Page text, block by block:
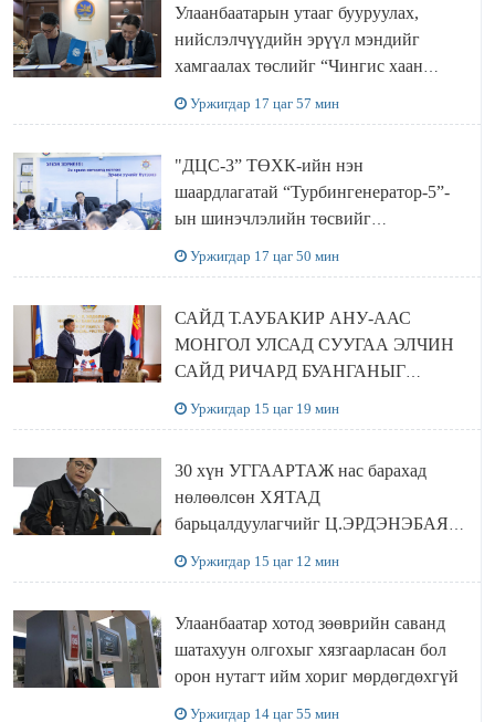
Улаанбаатарын утааг бууруулах,
нийслэлчүүдийн эрүүл мэндийг
хамгаалах төслийг “Чингис хаан
Уржигдар 17 цаг 57 мин
"ДЦС-3” ТӨХК-ийн нэн
шаардлагатай “Турбингенератор-5”-
ын шинэчлэлийн төсвийг
Уржигдар 17 цаг 50 мин
САЙД Т.АУБАКИР АНУ-ААС
МОНГОЛ УЛСАД СУУГАА ЭЛЧИН
САЙД РИЧАРД БУАНГАНЫГ
Уржигдар 15 цаг 19 мин
30 хүн УГГААРТАЖ нас барахад
нөлөөлсөн ХЯТАД
барьцалдуулагчийг Ц.ЭРДЭНЭБАЯР
Уржигдар 15 цаг 12 мин
Улаанбаатар хотод зөөврийн саванд
шатахуун олгохыг хязгаарласан бол
орон нутагт ийм хориг мөрдөгдөхгүй
Уржигдар 14 цаг 55 мин